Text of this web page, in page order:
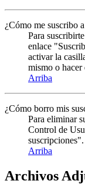
¿Cómo me suscribo
Para
enlace
activar la
mismo o
Arriba
¿Cómo borro mis
Para eliminar
Control de
suscripciones".
Arriba
Archivos